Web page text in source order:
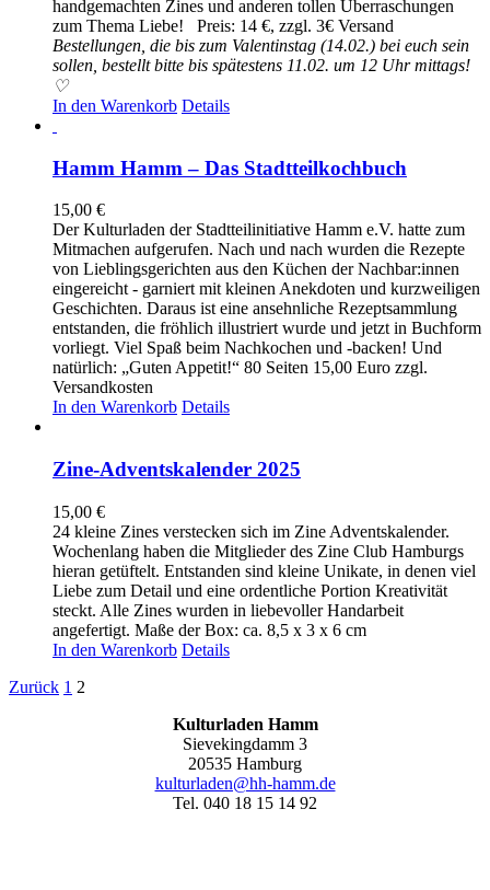
handgemachten Zines und anderen tollen Überraschungen
zum Thema Liebe! Preis: 14 €, zzgl. 3€ Versand
Bestellungen, die bis zum Valentinstag (14.02.) bei euch sein
sollen, bestellt bitte bis spätestens 11.02. um 12 Uhr mittags!
♡
In den Warenkorb Details
Hamm Hamm – Das Stadtteilkochbuch
15,00 €
Der Kulturladen der Stadtteilinitiative Hamm e.V. hatte zum
Mitmachen aufgerufen. Nach und nach wurden die Rezepte
von Lieblingsgerichten aus den Küchen der Nachbar:innen
eingereicht - garniert mit kleinen Anekdoten und kurzweiligen
Geschichten. Daraus ist eine ansehnliche Rezeptsammlung
entstanden, die fröhlich illustriert wurde und jetzt in Buchform
vorliegt. Viel Spaß beim Nachkochen und -backen! Und
natürlich: „Guten Appetit!“ 80 Seiten 15,00 Euro zzgl.
Versandkosten
In den Warenkorb Details
Zine-Adventskalender 2025
15,00 €
24 kleine Zines verstecken sich im Zine Adventskalender.
Wochenlang haben die Mitglieder des Zine Club Hamburgs
hieran getüftelt. Entstanden sind kleine Unikate, in denen viel
Liebe zum Detail und eine ordentliche Portion Kreativität
steckt. Alle Zines wurden in liebevoller Handarbeit
angefertigt. Maße der Box: ca. 8,5 x 3 x 6 cm
In den Warenkorb Details
Zurück 1 2
Kulturladen Hamm
Sievekingdamm 3
20535 Hamburg
kulturladen@hh-hamm.de
Tel. 040 18 15 14 92